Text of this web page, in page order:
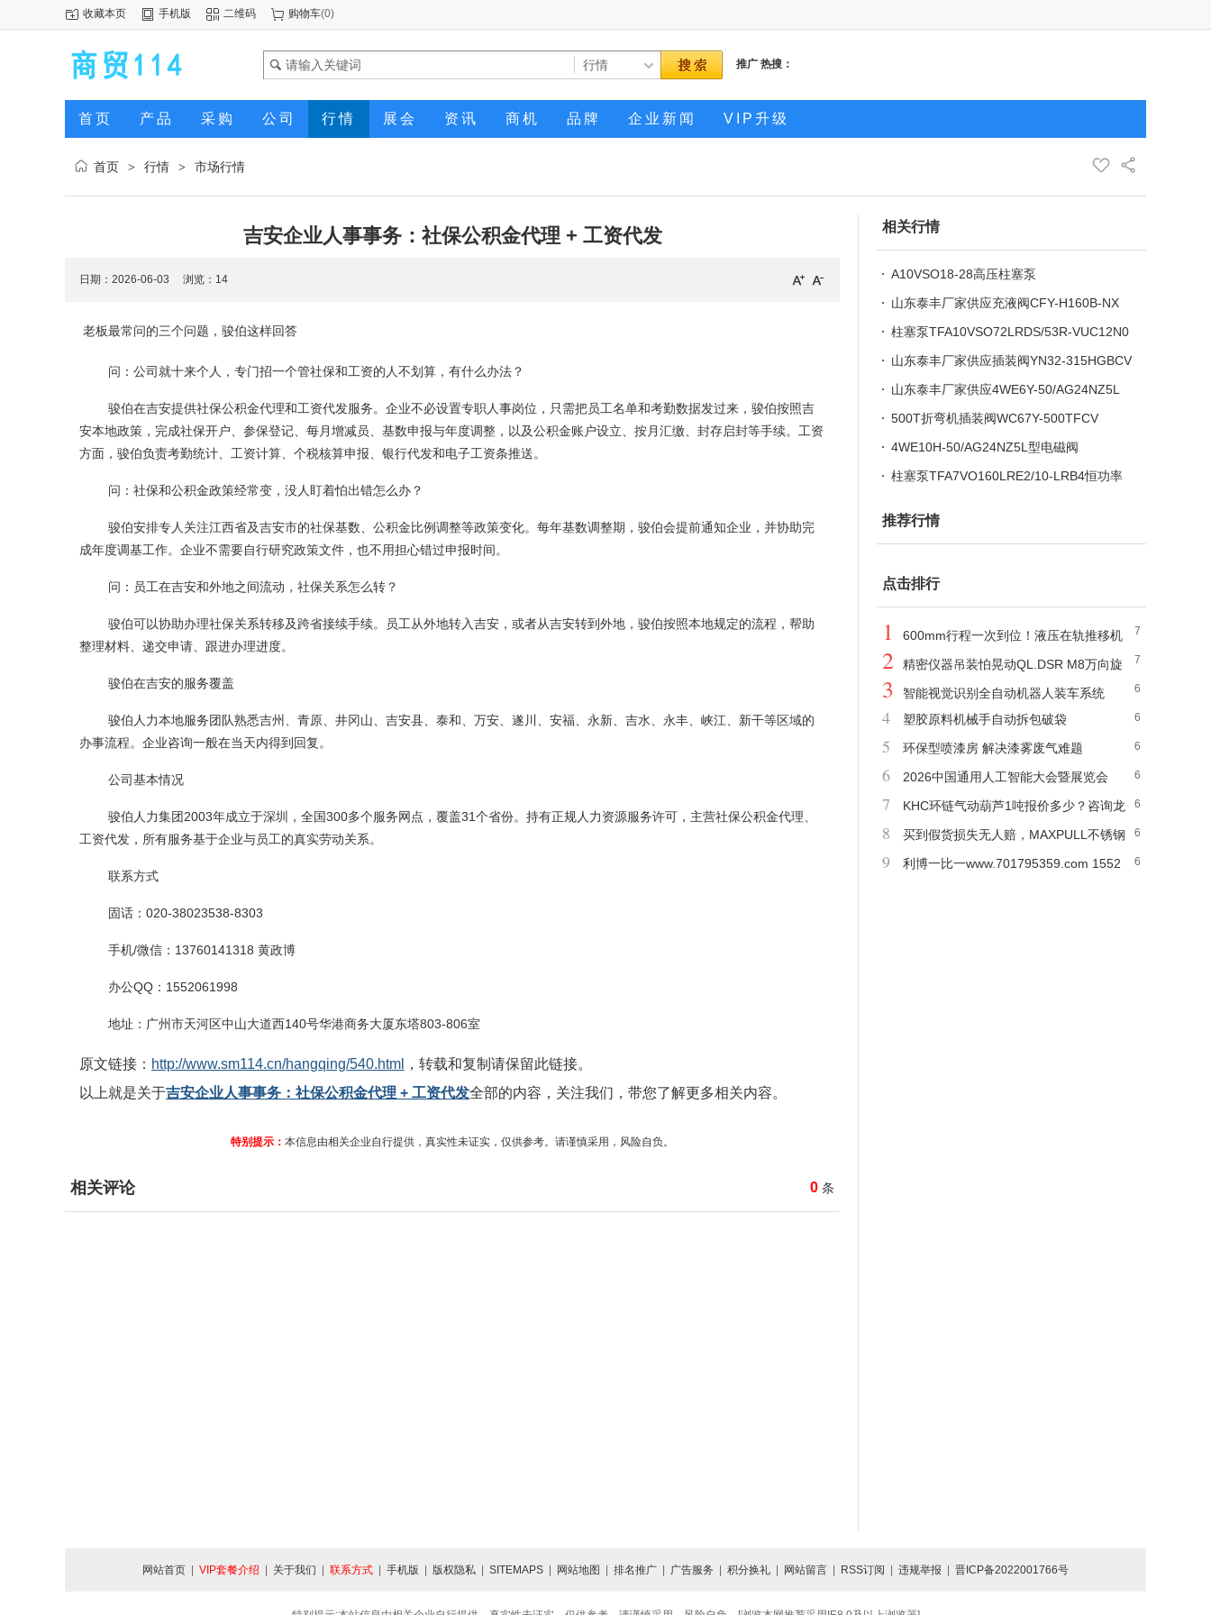
收藏本页 手机版 二维码 购物车(0)
推广 热搜：
首页 产品 采购 公司 行情 展会 资讯 商机 品牌 企业新闻 VIP升级
首页 > 行情 > 市场行情
吉安企业人事事务：社保公积金代理 + 工资代发
日期：2026-06-03 浏览： 14
老板最常问的三个问题，骏伯这样回答
问：公司就十来个人，专门招一个管社保和工资的人不划算，有什么办法？
骏伯在吉安提供社保公积金代理和工资代发服务。企业不必设置专职人事岗位，只需把员工名单和考勤数据发过来，骏伯按照吉
安本地政策，完成社保开户、参保登记、每月增减员、基数申报与年度调整，以及公积金账户设立、按月汇缴、封存启封等手续。工资
方面，骏伯负责考勤统计、工资计算、个税核算申报、银行代发和电子工资条推送。
问：社保和公积金政策经常变，没人盯着怕出错怎么办？
骏伯安排专人关注江西省及吉安市的社保基数、公积金比例调整等政策变化。每年基数调整期，骏伯会提前通知企业，并协助完
成年度调基工作。企业不需要自行研究政策文件，也不用担心错过申报时间。
问：员工在吉安和外地之间流动，社保关系怎么转？
骏伯可以协助办理社保关系转移及跨省接续手续。员工从外地转入吉安，或者从吉安转到外地，骏伯按照本地规定的流程，帮助
整理材料、递交申请、跟进办理进度。
骏伯在吉安的服务覆盖
骏伯人力本地服务团队熟悉吉州、青原、井冈山、吉安县、泰和、万安、遂川、安福、永新、吉水、永丰、峡江、新干等区域的
办事流程。企业咨询一般在当天内得到回复。
公司基本情况
骏伯人力集团2003年成立于深圳，全国300多个服务网点，覆盖31个省份。持有正规人力资源服务许可，主营社保公积金代理、
工资代发，所有服务基于企业与员工的真实劳动关系。
联系方式
固话： 020-38023538-8303
手机/微信：13760141318 黄政博
办公QQ：1552061998
地址：广州市天河区中山大道西140号华港商务大厦东塔803-806室
原文链接： http://www.sm114.cn/hangqing/540.html
，转载和复制请保留此链接。
以上就是关于吉安企业人事事务：社保公积金代理 + 工资代发全部的内容，关注我们，带您了解更多相关内容。
特别提示： 本信息由相关企业自行提供，真实性未证实，仅供参考。请谨慎采用，风险自负。
0 条
相关评论
相关行情
A10VSO18-28高压柱塞泵
山东泰丰厂家供应充液阀CFY-H160B-NX
柱塞泵TFA10VSO72LRDS/53R-VUC12N0
0山东泰丰厂家供应插装阀YN32-315HGBCV
-00
山东泰丰厂家供应4WE6Y-50/AG24NZ5L
型电磁阀
500T折弯机插装阀WC67Y-500TFCV
4WE10H-50/AG24NZ5L型电磁阀
柱塞泵TFA7VO160LRE2/10-LRB4恒功率
推荐行情
点击排行
7
1
600mm行程一次到位！液压在轨推移机
告别反复调整
7
2
精密仪器吊装怕晃动QL.DSR M8万向旋
转吊环自动对齐吊点
6
3 智能视觉识别全自动机器人装车系统
6
4 塑胶原料机械手自动拆包破袋
6
5 环保型喷漆房 解决漆雾废气难题
6
6
2026中国通用人工智能大会暨展览会
（大湾区）
6
7
KHC环链气动葫芦1吨报价多少？咨询龙
海起重工具原装进口
6
8
买到假货损失无人赔，MAXPULL不锈钢
手摇绞盘假一罚百写进合同
6
9
利博一比一www.701795359.com 1552
网站首页 VIP套餐介绍 关于我们 联系方式 手机版 版权隐私 SITEMAPS 网站地图 排名推广 广告服务 积分换礼 网站留言 RSS订阅 违规举报 晋ICP备2022001766号